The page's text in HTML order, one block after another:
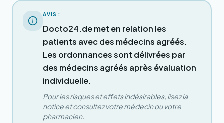
AVIS :
Docto24.de met en relation les
patients avec des médecins agréés.
Les ordonnances sont délivrées par
des médecins agréés après évaluation
individuelle.
Pour les risques et effets indésirables, lisez la
notice et consultez votre médecin ou votre
pharmacien.